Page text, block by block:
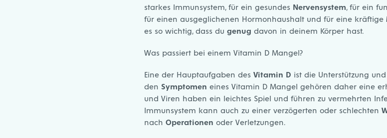
starkes Immunsystem, für ein gesundes Nervensystem , für ein
für einen ausgeglichenen Hormonhaushalt und für eine kräftige
es so wichtig, dass du genug davon in deinem Körper hast.
Was passiert bei einem Vitamin D Mangel?
Eine der Hauptaufgaben des Vitamin D ist die Unterstützung
den Symptomen eines Vitamin D Mangel gehören daher eine
und Viren haben ein leichtes Spiel und führen zu vermehrten
Immunsystem kann auch zu einer verzögerten oder schlechten
nach Operationen oder Verletzungen.